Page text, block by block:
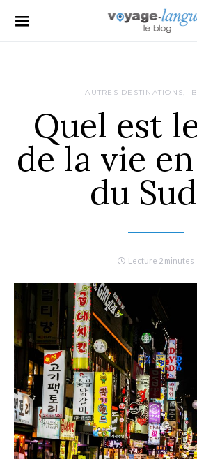
Search for:
AUTRES DESTINATIONS
Quel est
de la vie
du
Lecture 2 minutes